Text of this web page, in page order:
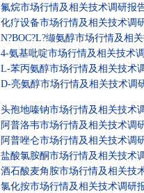
氟烷市场行情及相关技术调研报
化疗设备市场行情及相关技术调
N?BOC?L?缬氨醇市场行情及相
4-氨基吡啶市场行情及相关技术
L-苯丙氨醇市场行情及相关技术
D-亮氨醇市场行情及相关技术调
头孢地嗪钠市场行情及相关技术
阿普洛韦市场行情及相关技术调
阿普唑仑市场行情及相关技术调
盐酸氯胺酮市场行情及相关技术
酒石酸麦角胺市场行情及相关技
氯化按市场行情及相关技术调研